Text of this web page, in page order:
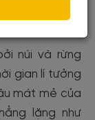
núi và rừng
gian lí tưởng
mát mẻ của
lặng như